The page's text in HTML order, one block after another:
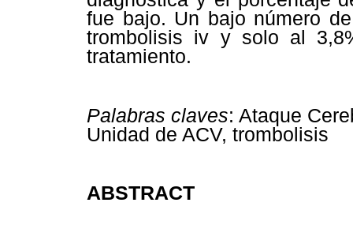
fue bajo. Un bajo número
trombolisis iv y solo al
tratamiento.
Palabras claves: Ataque
Unidad de ACV, trombolisis
ABSTRACT